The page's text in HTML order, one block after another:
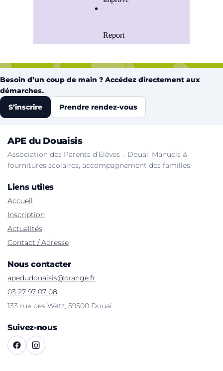
Besoin d’un coup de main ? Accédez directement aux
démarches.
S’inscrire
Prendre rendez-vous
APE du Douaisis
Association des Parents d’Élèves – Douai. Manuels &
fournitures scolaires, accompagnement des familles.
Liens utiles
Accueil
Inscription
Actualités
Contact / Adresse
Nous contacter
apedudouaisis@orange.fr
03 27 97 07 08
133 rue des Wetz, 59500 Douai
Suivez-nous